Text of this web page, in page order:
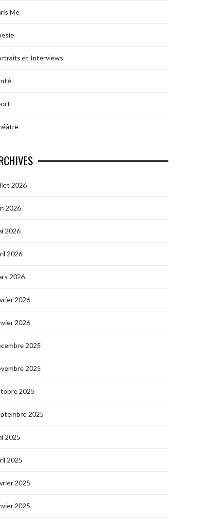
Me
et Interviews
2026
2026
2026
2026
2026
2026
2026
2025
2025
2025
2025
2025
2025
2025
2025